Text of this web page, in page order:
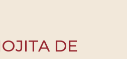
DE